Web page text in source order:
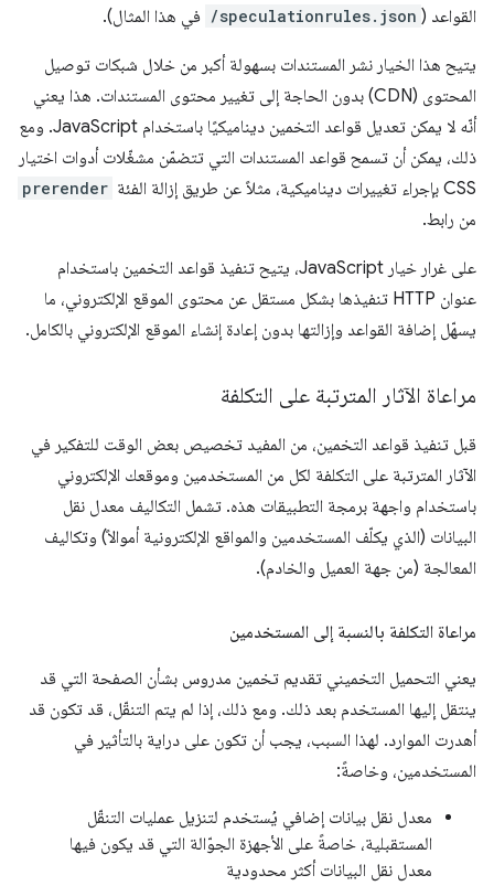
القواعد ( /speculationrules.json في هذا المثال).
يتيح هذا الخيار نشر المستندات بسهولة أكبر من خلال شبكات توصيل
المحتوى (CDN) بدون الحاجة إلى تغيير محتوى المستندات. هذا يعني
أنّه لا يمكن تعديل قواعد التخمين ديناميكيًا باستخدام JavaScript. ومع
ذلك، يمكن أن تسمح قواعد المستندات التي تتضمّن مشغّلات أدوات اختيار
CSS بإجراء تغييرات ديناميكية، مثلاً عن طريق إزالة الفئة
prerender
من رابط.
على غرار خيار JavaScript، يتيح تنفيذ قواعد التخمين باستخدام
عنوان HTTP تنفيذها بشكل مستقل عن محتوى الموقع الإلكتروني، ما
يسهّل إضافة القواعد وإزالتها بدون إعادة إنشاء الموقع الإلكتروني بالكامل.
مراعاة الآثار المترتبة على التكلفة
قبل تنفيذ قواعد التخمين، من المفيد تخصيص بعض الوقت للتفكير في
الآثار المترتبة على التكلفة لكل من المستخدمين وموقعك الإلكتروني
باستخدام واجهة برمجة التطبيقات هذه. تشمل التكاليف معدل نقل
البيانات (الذي يكلّف المستخدمين والمواقع الإلكترونية أموالاً) وتكاليف
المعالجة (من جهة العميل والخادم).
مراعاة التكلفة بالنسبة إلى المستخدمين
يعني التحميل التخميني تقديم تخمين مدروس بشأن الصفحة التي قد
ينتقل إليها المستخدم بعد ذلك. ومع ذلك، إذا لم يتم التنقّل، قد تكون قد
أهدرت الموارد. لهذا السبب، يجب أن تكون على دراية بالتأثير في
المستخدمين، وخاصةً:
معدل نقل بيانات إضافي يُستخدم لتنزيل عمليات التنقّل
المستقبلية، خاصةً على الأجهزة الجوّالة التي قد يكون فيها
معدل نقل البيانات أكثر محدودية